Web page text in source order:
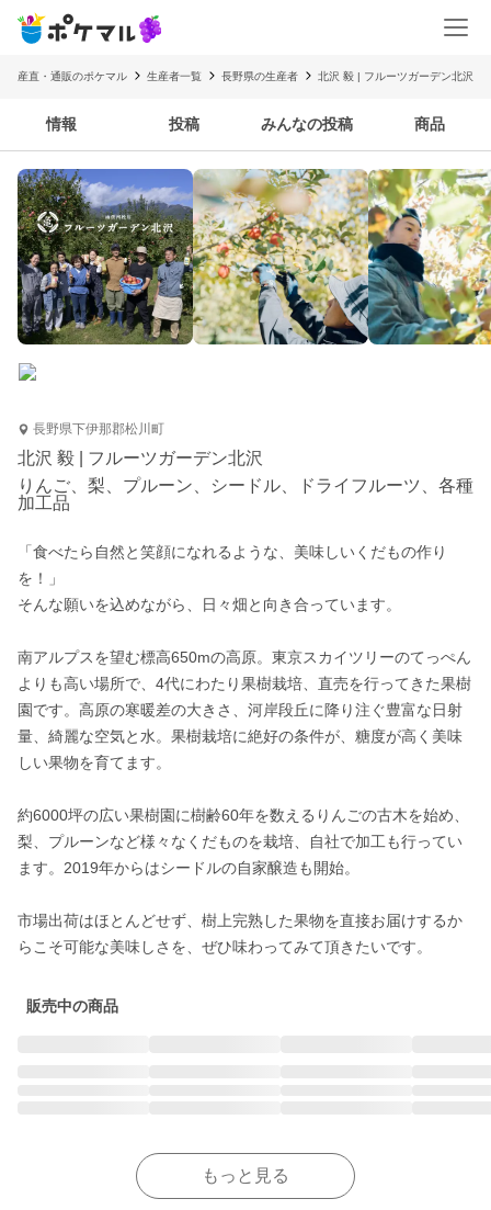
産直・通販のポケマル 生産者一覧 長野県の生産者 北沢 毅 | フルーツガーデン北沢
情報 投稿 みんなの投稿 商品
長野県下伊那郡松川町
北沢 毅 | フルーツガーデン北沢
りんご、梨、プルーン、シードル、ドライフルーツ、各種
加工品
「食べたら自然と笑顔になれるような、美味しいくだもの作り
を！」
そんな願いを込めながら、日々畑と向き合っています。
南アルプスを望む標高650mの高原。東京スカイツリーのてっぺん
よりも高い場所で、4代にわたり果樹栽培、直売を行ってきた果樹
園です。高原の寒暖差の大きさ、河岸段丘に降り注ぐ豊富な日射
量、綺麗な空気と水。果樹栽培に絶好の条件が、糖度が高く美味
しい果物を育てます。
約6000坪の広い果樹園に樹齢60年を数えるりんごの古木を始め、
梨、プルーンなど様々なくだものを栽培、自社で加工も行ってい
ます。2019年からはシードルの自家醸造も開始。
市場出荷はほとんどせず、樹上完熟した果物を直接お届けするか
らこそ可能な美味しさを、ぜひ味わってみて頂きたいです。
販売中の商品
もっと見る